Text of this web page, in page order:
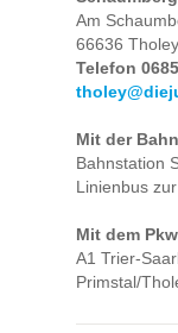
Am
66636 Tholey
Telefon
Mit der
Bahnstation
Linienbus
Mit dem
A1 Trier-
Primstal/